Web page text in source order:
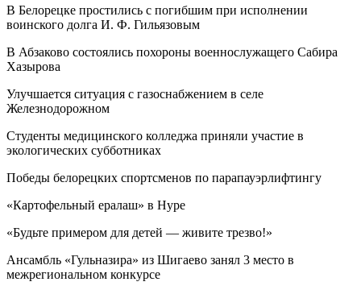
В Белорецке простились с погибшим при исполнении
воинского долга И. Ф. Гильязовым
В Абзаково состоялись похороны военнослужащего Сабира
Хазырова
Улучшается ситуация с газоснабжением в селе
Железнодорожном
Студенты медицинского колледжа приняли участие в
экологических субботниках
Победы белорецких спортсменов по парапауэрлифтингу
«Картофельный ералаш» в Нуре
«Будьте примером для детей — живите трезво!»
Ансамбль «Гульназира» из Шигаево занял 3 место в
межрегиональном конкурсе